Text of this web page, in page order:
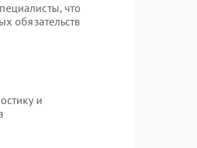
что
обязательств
и